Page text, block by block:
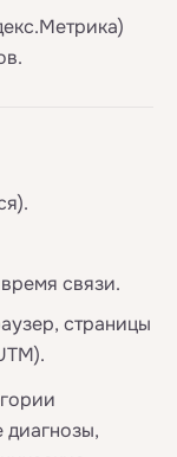
связи.
страницы
диагнозы,